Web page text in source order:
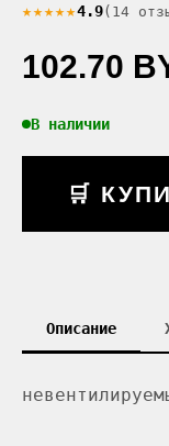
★★★★★4.9(14
102.70
В наличии
🛒
Описание